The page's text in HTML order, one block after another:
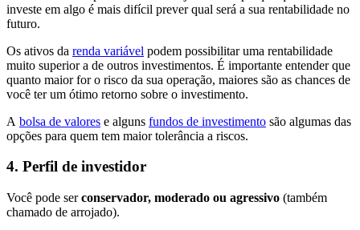
investe em algo é mais difícil prever qual será a sua rentabilidade no
futuro.
Os ativos da renda variável podem possibilitar uma rentabilidade
muito superior a de outros investimentos. É importante entender que
quanto maior for o risco da sua operação, maiores são as chances de
você ter um ótimo retorno sobre o investimento.
A bolsa de valores e alguns fundos de investimento são algumas das
opções para quem tem maior tolerância a riscos.
4. Perfil de investidor
Você pode serconservador, moderado ou agressivo (também
chamado de arrojado).